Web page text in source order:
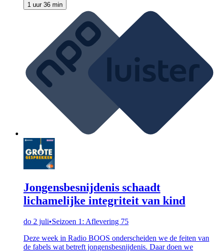
1 uur 36 min
Jongensbesnijdenis schaadt
lichamelijke integriteit van kind
do 2 juli•Seizoen 1: Aflevering 75
Deze week in Radio BOOS onderscheiden we de feiten van
de fabels wat betreft jongensbesnijdenis. Daar doen we